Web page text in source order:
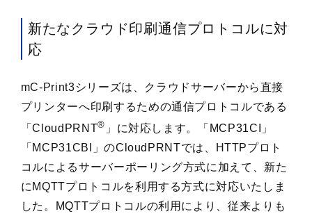
新たなクラウド印刷通信プロトコルに対
応
mC-Print3シリーズは、クラウドサーバーから直接
プリンターへ印刷するための通信プロトコルである
「CloudPRNT® 」に対応します。「MCP31CI」
「MCP31CBI」のCloudPRNTでは、HTTPプロト
コルによるサーバーポーリング方式に加えて、新た
にMQTTプロトコルを利用する方式に対応いたしま
した。MQTTプロトコルの利用により、従来よりも